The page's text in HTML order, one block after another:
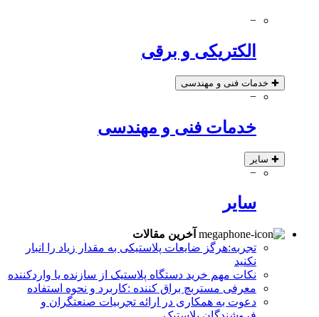
−
الکتریکی و برقی
✚ خدمات فنی و مهندسی
−
خدمات فنی و مهندسی
✚ سایر
−
سایر
آخرین مقالات
تجربه:هرگز ضایعات پلاستیکی به مقدار زیاد را انبار
نکنید
نکات مهم خرید دستگاه پلاستیک از سازنده یا واردکننده
معرفی مستربچ براق کننده :کاربرد و نحوه استفاده
دعوت به همکاری در ارائه تجربیات صنعتگران و